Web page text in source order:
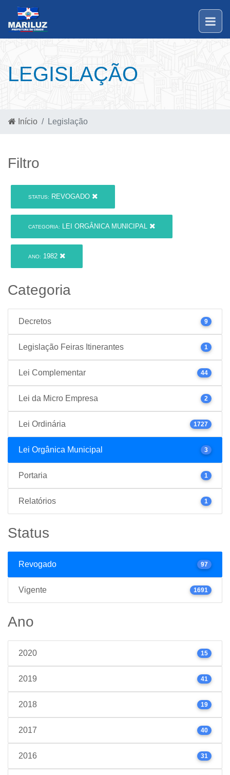
LEGISLAÇÃO
Início Legislação
Filtro
STATUS: REVOGADO
CATEGORIA: LEI ORGÂNICA MUNICIPAL
ANO: 1982
Categoria
Decretos 9
Legislação Feiras Itinerantes 1
Lei Complementar 44
Lei da Micro Empresa 2
Lei Ordinária 1727
Lei Orgânica Municipal 3
Portaria 1
Relatórios 1
Status
Revogado 97
Vigente 1691
Ano
2020 15
2019 41
2018 19
2017 40
2016 31